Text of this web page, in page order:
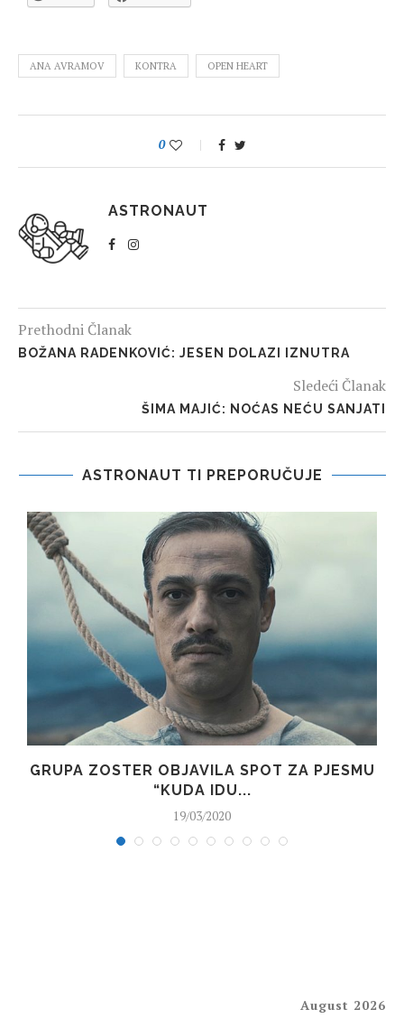
ANA AVRAMOV KONTRA OPEN HEART
0
ASTRONAUT
Prethodni Članak
BOŽANA RADENKOVIĆ: JESEN DOLAZI IZNUTRA
Sledeći Članak
ŠIMA MAJIĆ: NOĆAS NEĆU SANJATI
ASTRONAUT TI PREPORUČUJE
GRUPA ZOSTER OBJAVILA SPOT ZA PJESMU
“KUDA IDU...
19/03/2020
August 2026